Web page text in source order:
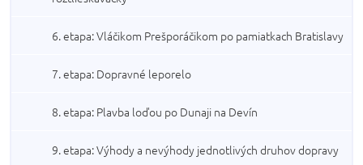
6. etapa: Vláčikom Prešporáčikom po pamiatkach Bratislavy
7. etapa: Dopravné leporelo
8. etapa: Plavba loďou po Dunaji na Devín
9. etapa: Výhody a nevýhody jednotlivých druhov dopravy